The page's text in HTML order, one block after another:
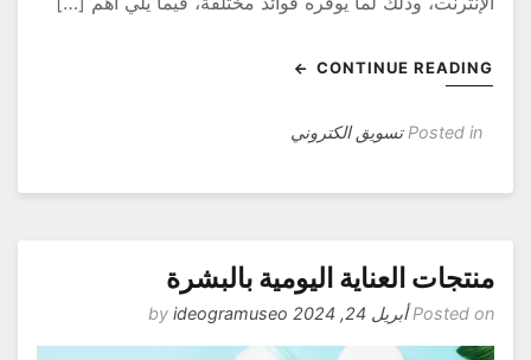
CONTINUE
Posted in تسويق الكتروني
العناية اليومية بالبشرة
Posted أبريل 24, 2024 by
ideogramuseo